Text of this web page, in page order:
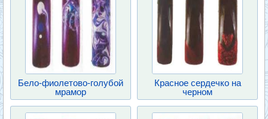
Бело-фиолетово-голубой
мрамор
Красное сердечко на
черном